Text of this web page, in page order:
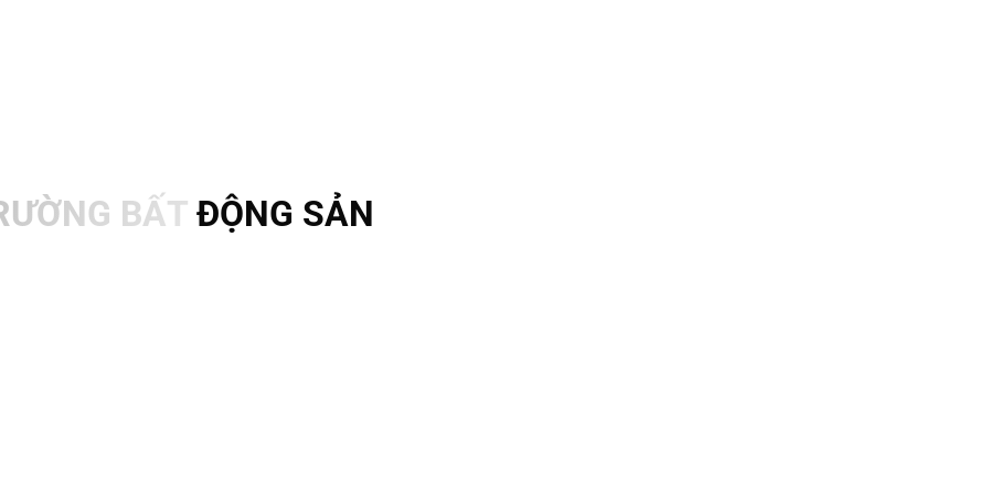
BẤT ĐỘNG SẢN